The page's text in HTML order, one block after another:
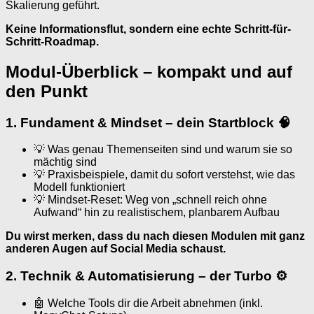
Skalierung geführt.
Keine Informationsflut, sondern eine echte Schritt-für-
Schritt-Roadmap.
Modul-Überblick – kompakt und auf
den Punkt
1. Fundament & Mindset – dein Startblock 🧠
💡 Was genau Themenseiten sind und warum sie so
mächtig sind
💡 Praxisbeispiele, damit du sofort verstehst, wie das
Modell funktioniert
💡 Mindset-Reset: Weg von „schnell reich ohne
Aufwand“ hin zu realistischem, planbarem Aufbau
Du wirst merken, dass du nach diesen Modulen mit ganz
anderen Augen auf Social Media schaust.
2. Technik & Automatisierung – der Turbo ⚙
🤖 Welche Tools dir die Arbeit abnehmen (inkl.